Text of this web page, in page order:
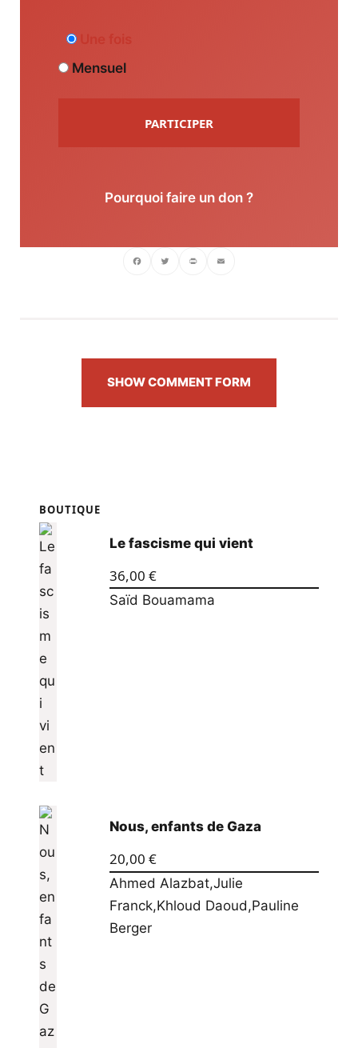
Mensuel
PARTICIPER
Pourquoi faire un don ?
SHOW COMMENT FORM
BOUTIQUE
Le fascisme qui vient
36,00 €
Saïd Bouamama
Nous, enfants de Gaza
20,00 €
Ahmed Alazbat,Julie
Franck,Khloud Daoud,Pauline
Berger